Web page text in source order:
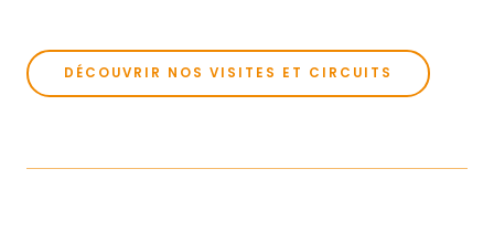
DÉCOUVRIR NOS VISITES ET CIRCUITS